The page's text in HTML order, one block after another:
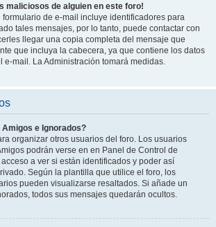
maliciosos de alguien en este foro!
formulario de e-mail incluye identificadores para
tales mensajes, por lo tanto, puede contactar con
llegar una copia completa del mensaje que
que incluya la cabecera, ya que contiene los datos
e-mail. La Administración tomará medidas.
e Ignorados?
organizar otros usuarios del foro. Los usuarios
podrán verse en en Panel de Control de
a ver si están identificados y poder así
Según la plantilla que utilice el foro, los
pueden visualizarse resaltados. Si añade un
todos sus mensajes quedarán ocultos.